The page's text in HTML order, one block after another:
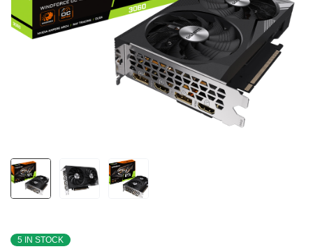
5 IN STOCK